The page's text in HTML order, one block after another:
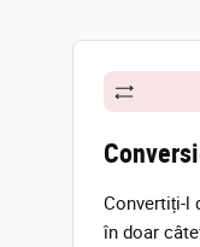
Convertiți-l
în doar